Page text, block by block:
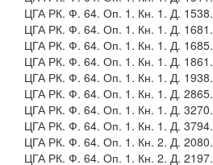
ЦГА РК. Ф. 64. Оп. 1. Кн. 1. Д. 1538.
ЦГА РК. Ф. 64. Оп. 1. Кн. 1. Д. 1681.
ЦГА РК. Ф. 64. Оп. 1. Кн. 1. Д. 1685.
ЦГА РК. Ф. 64. Оп. 1. Кн. 1. Д. 1861.
ЦГА РК. Ф. 64. Оп. 1. Кн. 1. Д. 1938.
ЦГА РК. Ф. 64. Оп. 1. Кн. 1. Д. 2865.
ЦГА РК. Ф. 64. Оп. 1. Кн. 1. Д. 3270.
ЦГА РК. Ф. 64. Оп. 1. Кн. 1. Д. 3794.
ЦГА РК. Ф. 64. Оп. 1. Кн. 2. Д. 2080.
ЦГА РК. Ф. 64. Оп. 1. Кн. 2. Д. 2197.